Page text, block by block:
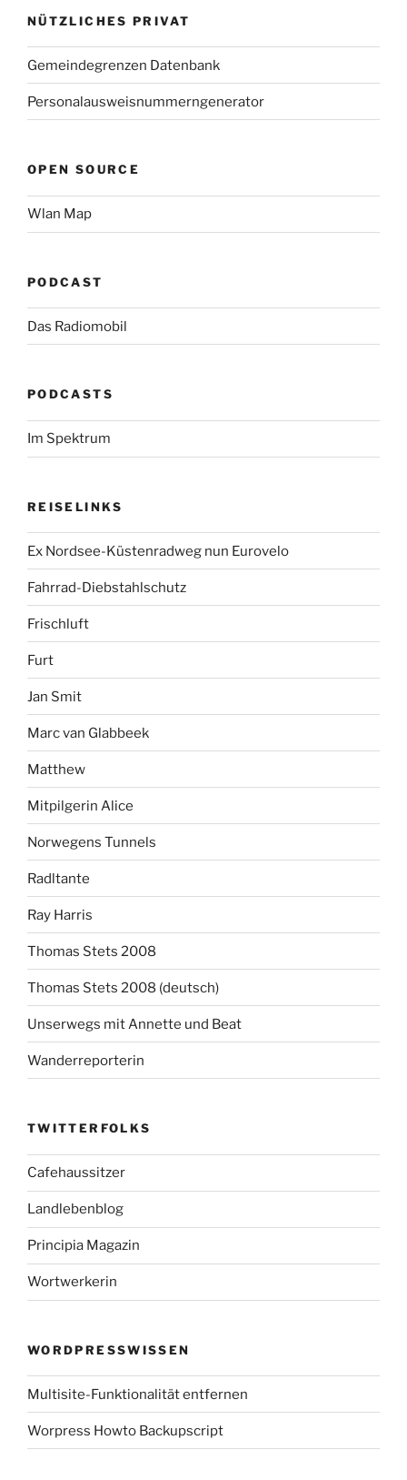
NÜTZLICHES PRIVAT
Gemeindegrenzen Datenbank
Personalausweisnummerngenerator
OPEN SOURCE
Wlan Map
PODCAST
Das Radiomobil
PODCASTS
Im Spektrum
REISELINKS
Ex Nordsee-Küstenradweg nun Eurovelo
Fahrrad-Diebstahlschutz
Frischluft
Furt
Jan Smit
Marc van Glabbeek
Matthew
Mitpilgerin Alice
Norwegens Tunnels
Radltante
Ray Harris
Thomas Stets 2008
Thomas Stets 2008 (deutsch)
Unserwegs mit Annette und Beat
Wanderreporterin
TWITTERFOLKS
Cafehaussitzer
Landlebenblog
Principia Magazin
Wortwerkerin
WORDPRESSWISSEN
Multisite-Funktionalität entfernen
Worpress Howto Backupscript